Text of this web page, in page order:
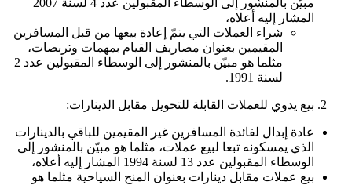
المشار إليه أعلاه،
شراء العملات التي يتمّ إعادة بيعها من قبل المسافرين
المقيمين بعنوان مصاريف القيام بمهمات وتربصات،
مثلما هو مبيّن بالمنشور إلى الوسطاء المقبولين عدد 2
لسنة 1991
.
بيع يدوي للعملات القابلة للتحويل مقابل الدينارات:
عادة إبدال لفائدة المسافرين غير المقيمين للباقي بالدينارات
الذي يمسكونه تبعا لبيع عملات، مثلما هو مبيّن بالمنشور إلى
الوسطاء المقبولين عدد 13 لسنة 1994 المشار إليه أعلاه،
بيع عملات مقابل دينارات بعنوان المنح السياحية مثلما هو